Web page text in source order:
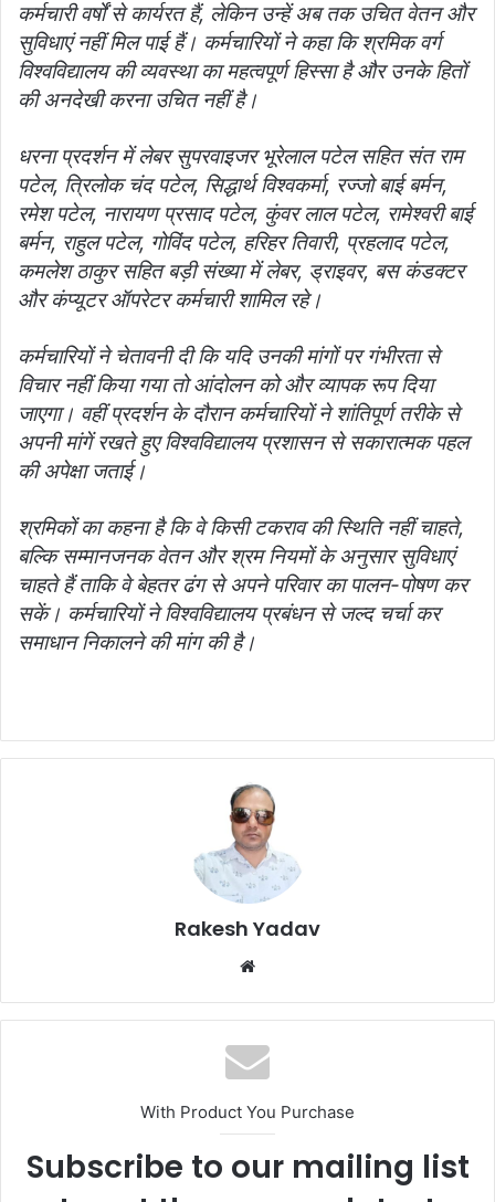
कर्मचारी वर्षों से कार्यरत हैं, लेकिन उन्हें अब तक उचित वेतन और
सुविधाएं नहीं मिल पाई हैं। कर्मचारियों ने कहा कि श्रमिक वर्ग
विश्वविद्यालय की व्यवस्था का महत्वपूर्ण हिस्सा है और उनके हितों
की अनदेखी करना उचित नहीं है।
धरना प्रदर्शन में लेबर सुपरवाइजर भूरेलाल पटेल सहित संत राम
पटेल, त्रिलोक चंद पटेल, सिद्धार्थ विश्वकर्मा, रज्जो बाई बर्मन,
रमेश पटेल, नारायण प्रसाद पटेल, कुंवर लाल पटेल, रामेश्वरी बाई
बर्मन, राहुल पटेल, गोविंद पटेल, हरिहर तिवारी, प्रहलाद पटेल,
कमलेश ठाकुर सहित बड़ी संख्या में लेबर, ड्राइवर, बस कंडक्टर
और कंप्यूटर ऑपरेटर कर्मचारी शामिल रहे।
कर्मचारियों ने चेतावनी दी कि यदि उनकी मांगों पर गंभीरता से
विचार नहीं किया गया तो आंदोलन को और व्यापक रूप दिया
जाएगा। वहीं प्रदर्शन के दौरान कर्मचारियों ने शांतिपूर्ण तरीके से
अपनी मांगें रखते हुए विश्वविद्यालय प्रशासन से सकारात्मक पहल
की अपेक्षा जताई।
श्रमिकों का कहना है कि वे किसी टकराव की स्थिति नहीं चाहते,
बल्कि सम्मानजनक वेतन और श्रम नियमों के अनुसार सुविधाएं
चाहते हैं ताकि वे बेहतर ढंग से अपने परिवार का पालन-पोषण कर
सकें। कर्मचारियों ने विश्वविद्यालय प्रबंधन से जल्द चर्चा कर
समाधान निकालने की मांग की है।
Rakesh Yadav
b
s
i
e
With Product You Purchase
Subscribe to our mailing list